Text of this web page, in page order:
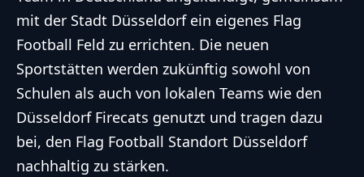
mit der Stadt Düsseldorf ein eigenes Flag
Football Feld zu errichten. Die neuen
Sportstätten werden zukünftig sowohl von
Schulen als auch von lokalen Teams wie den
Düsseldorf Firecats genutzt und tragen dazu
bei, den Flag Football Standort Düsseldorf
nachhaltig zu stärken.